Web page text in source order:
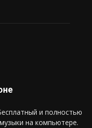
и полностью
на компьютере.